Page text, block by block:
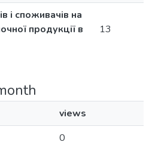
і споживачів на
продукції в
13
views
0